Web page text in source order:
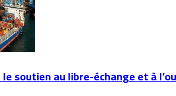
soutien au libre-échange et à